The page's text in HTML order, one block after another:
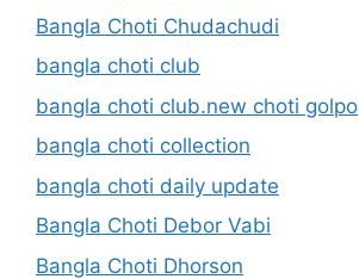
Bangla Choti Chudachudi
bangla choti club
bangla choti club.new choti golpo
bangla choti collection
bangla choti daily update
Bangla Choti Debor Vabi
Bangla Choti Dhorson